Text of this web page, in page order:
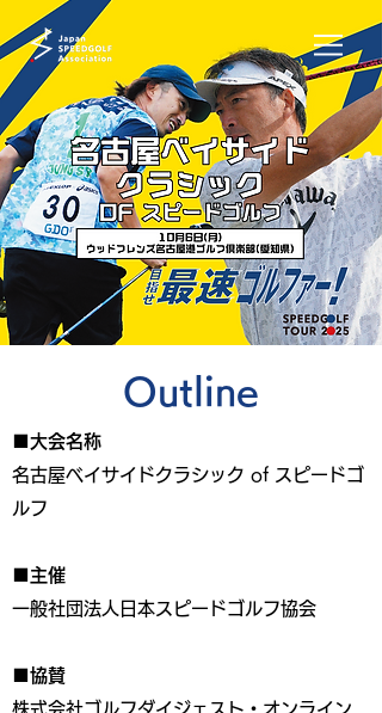
Outline
■大会名称
名古屋ベイサイドクラシック of スピードゴ
ルフ
■主催
一般社団法人日本スピードゴルフ協会
■協賛
株式会社ゴルフダイジェスト・オンライン